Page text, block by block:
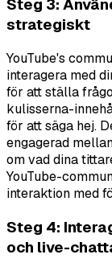
Steg 3:
strategiskt
YouTube's
interagera med
för att ställa
kulisserna-
för att säga hej.
engagerad
om vad dina
YouTube-
interaktion med
Steg 4:
och live-